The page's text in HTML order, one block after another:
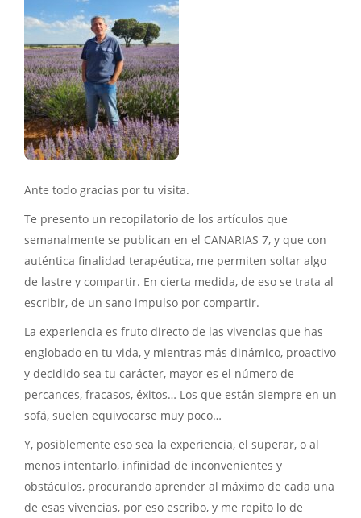
Ante todo gracias por tu visita.
Te presento un recopilatorio de los artículos que
semanalmente se publican en el CANARIAS 7, y que con
auténtica finalidad terapéutica, me permiten soltar algo
de lastre y compartir. En cierta medida, de eso se trata al
escribir, de un sano impulso por compartir.
La experiencia es fruto directo de las vivencias que has
englobado en tu vida, y mientras más dinámico, proactivo
y decidido sea tu carácter, mayor es el número de
percances, fracasos, éxitos… Los que están siempre en un
sofá, suelen equivocarse muy poco…
Y, posiblemente eso sea la experiencia, el superar, o al
menos intentarlo, infinidad de inconvenientes y
obstáculos, procurando aprender al máximo de cada una
de esas vivencias, por eso escribo, y me repito lo de